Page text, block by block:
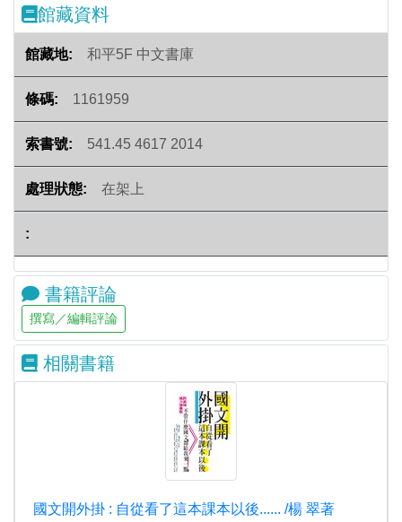
館藏資料
和平5F 中文書庫
1161959
541.45 4617 2014
在架上
書籍評論
相關書籍
國文開外掛 : 自從看了這本課本以後...... /楊 翠著